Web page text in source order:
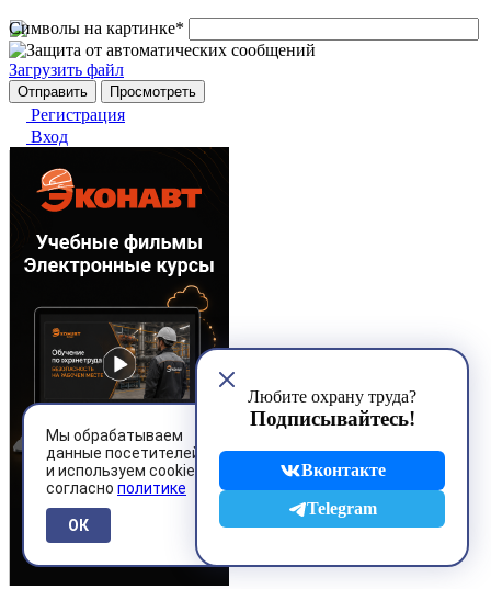
Символы на картинке*
Загрузить файл
Регистрация
Вход
Мы обрабатываем
данные посетителей
и используем cookies
согласно политике
ОК
Любите охрану труда?
Подписывайтесь!
Вконтакте
Telegram